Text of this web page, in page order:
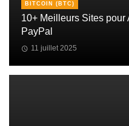
BITCOIN (BTC)
10+ Meilleurs Sites
PayPal
11 juillet 2025